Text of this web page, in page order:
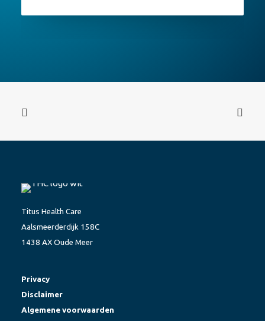
Titus Health Care
Aalsmeerderdijk 158C
1438 AX Oude Meer
Privacy
Disclaimer
Algemene voorwaarden